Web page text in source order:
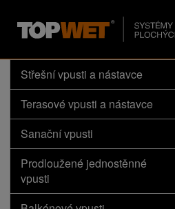
Střešní vpusti a nástavce
Terasové vpusti a nástavce
Sanační vpusti
Prodloužené jednostěnné
vpusti